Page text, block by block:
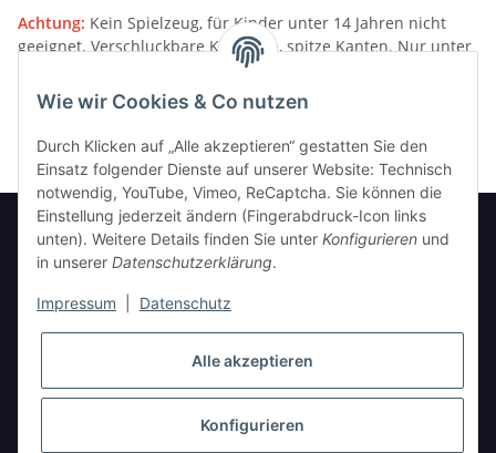
Achtung: Kein Spielzeug, für Kinder unter 14 Jahren nicht
geeignet. Verschluckbare Kleinteile, spitze Kanten. Nur unter
Aufsicht von Erwachsenen verwenden.
Bitte beachten Sie unsereWarnhinweise
Informationen
Gesetzliche Informationen
Wie wir Cookies & Co nutzen
Durch Klicken auf „Alle akzeptieren“ gestatten Sie den
Einsatz folgender Dienste auf unserer Website: Technisch
notwendig, YouTube, Vimeo, ReCaptcha. Sie können die
Einstellung jederzeit ändern (Fingerabdruck-Icon links
unten). Weitere Details finden Sie unter Konfigurieren und
in unserer Datenschutzerklärung.
Impressum Datenschutz
Alle akzeptieren
Konfigurieren